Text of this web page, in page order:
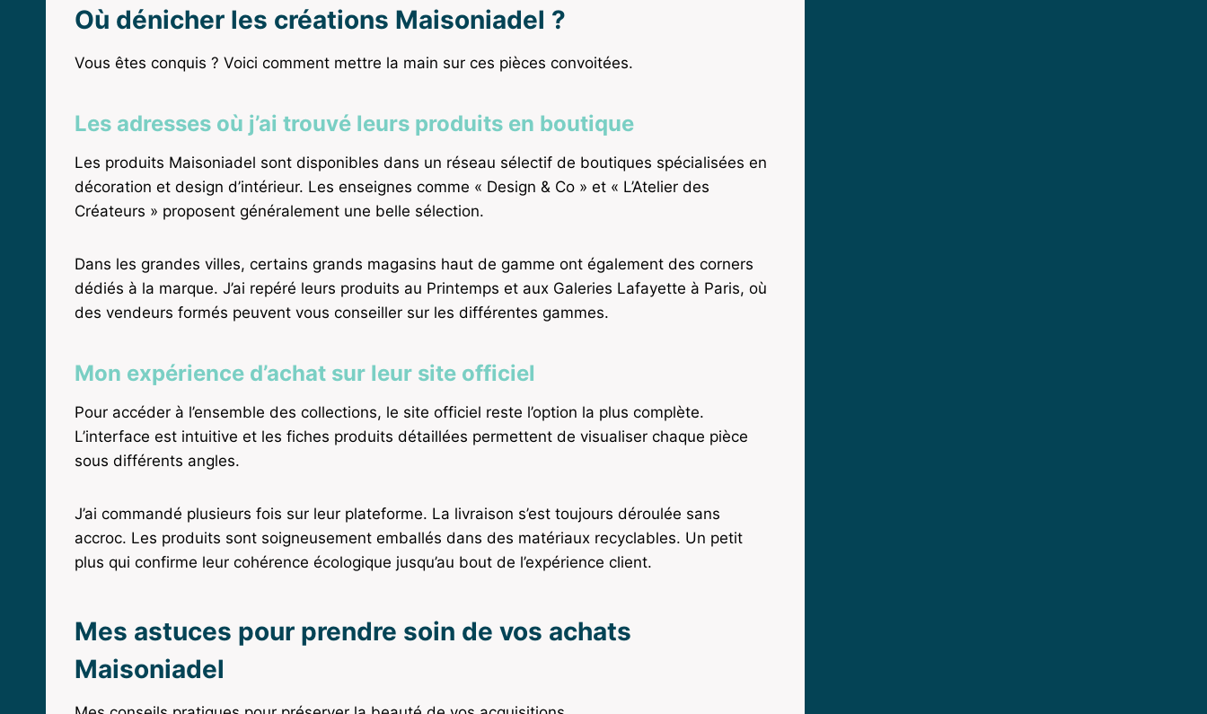
Où dénicher les créations Maisoniadel ?
Vous êtes conquis ? Voici comment mettre la main sur ces pièces convoitées.
Les adresses où j’ai trouvé leurs produits en boutique
Les produits Maisoniadel sont disponibles dans un réseau sélectif de boutiques spécialisées en
décoration et design d’intérieur. Les enseignes comme « Design & Co » et « L’Atelier des
Créateurs » proposent généralement une belle sélection.
Dans les grandes villes, certains grands magasins haut de gamme ont également des corners
dédiés à la marque. J’ai repéré leurs produits au Printemps et aux Galeries Lafayette à Paris, où
des vendeurs formés peuvent vous conseiller sur les différentes gammes.
Mon expérience d’achat sur leur site officiel
Pour accéder à l’ensemble des collections, le site officiel reste l’option la plus complète.
L’interface est intuitive et les fiches produits détaillées permettent de visualiser chaque pièce
sous différents angles.
J’ai commandé plusieurs fois sur leur plateforme. La livraison s’est toujours déroulée sans
accroc. Les produits sont soigneusement emballés dans des matériaux recyclables. Un petit
plus qui confirme leur cohérence écologique jusqu’au bout de l’expérience client.
Mes astuces pour prendre soin de vos achats
Maisoniadel